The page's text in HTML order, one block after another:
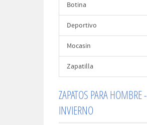
Botina
Deportivo
Mocasin
Zapatilla
ZAPATOS PARA HOMBRE -
INVIERNO